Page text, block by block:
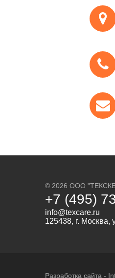
© 2026 ООО
+7 (495)
info@texcare.ru
125438, г.
Разработка сайта -